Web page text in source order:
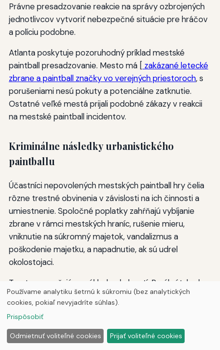
Právne presadzovanie reakcie na správy ozbrojených
jednotlivcov vytvoriť nebezpečné situácie pre hráčov
a políciu podobne.
Atlanta poskytuje pozoruhodný príklad mestské
paintball presadzovanie. Mesto má [ zakázané letecké
zbrane a paintball značky vo verejných priestoroch, s
porušeniami nesú pokuty a potenciálne zatknutie.
Ostatné veľké mestá prijali podobné zákazy v reakcii
na mestské paintball incidentov.
Kriminálne následky urbanistického
paintballu
Účastníci nepovolených mestských paintball hry čelia
rôzne trestné obvinenia v závislosti na ich činnosti a
umiestnenie. Spoločné poplatky zahŕňajú vybíjanie
zbrane v rámci mestských hraníc, rušenie mieru,
vniknutie na súkromný majetok, vandalizmus a
poškodenie majetku, a napadnutie, ak sú udrel
okolostojaci.
Tresty sa zvyšujú na základe okolností. Prvýkrát, kedy
páchateľ môže dostať citácie a pokuty, zatiaľ čo
opakované porušovateľov alebo tých, ktorí spôsobujú
značnú ujmu, môže čeliť priestupku alebo trestné
stíhanie, ktoré nesie trest odňatia slobody.
Používame analytiku šetrnú k súkromiu (bez analytických
cookies, pokiaľ nevyjadríte súhlas).
Prispôsobiť
Odmietnuť voliteľné cookies Prijať voliteľné cookies